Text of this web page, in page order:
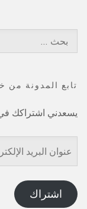
تابع المدونة من
يسعدني اشتراكك في
عنوان
البريد
الإلكتروني
اشتراك